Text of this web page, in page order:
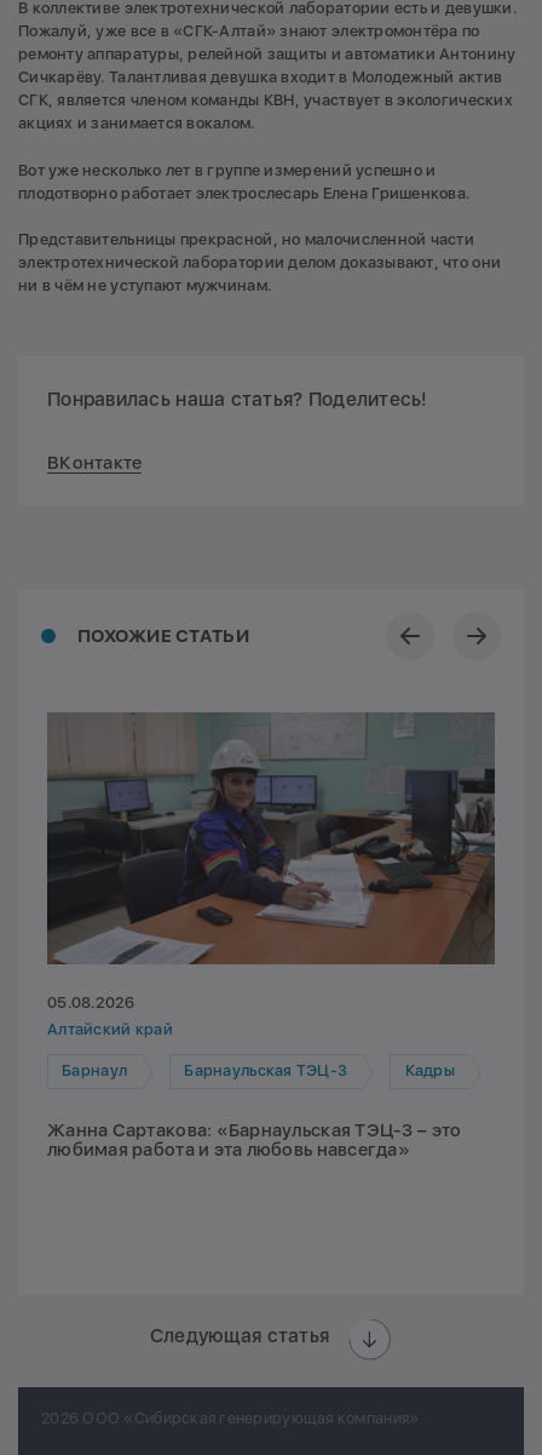
В коллективе электротехнической лаборатории есть и девушки.
Пожалуй, уже все в «СГК-Алтай» знают электромонтёра по
ремонту аппаратуры, релейной защиты и автоматики Антонину
Сичкарёву. Талантливая девушка входит в Молодежный актив
СГК, является членом команды КВН, участвует в экологических
акциях и занимается вокалом.
Вот уже несколько лет в группе измерений успешно и
плодотворно работает электрослесарь Елена Гришенкова.
Представительницы прекрасной, но малочисленной части
электротехнической лаборатории делом доказывают, что они
ни в чём не уступают мужчинам.
Понравилась наша статья? Поделитесь!
ВКонтакте
ПОХОЖИЕ СТАТЬИ
05.08.2026
Алтайский край
Барнаул Барнаульская ТЭЦ-3 Кадры
Жанна Сартакова: «Барнаульская ТЭЦ-3 – это
любимая работа и эта любовь навсегда»
Следующая статья
2026 ООО «Сибирская генерирующая компания»